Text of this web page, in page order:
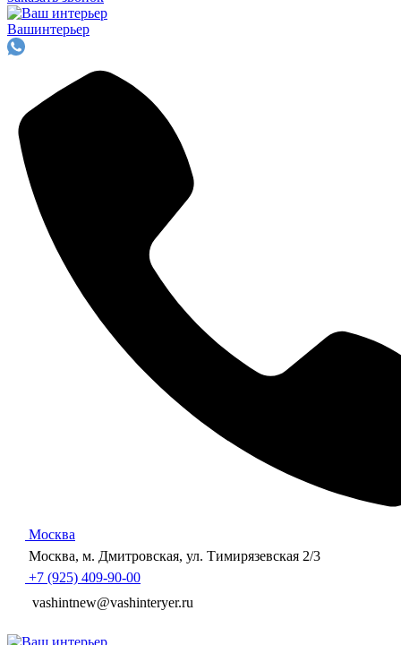
Вашинтерьер
Москва
Москва, м. Дмитровская, ул. Тимирязевская 2/3
+7 (925) 409-90-00
vashintnew@vashinteryer.ru